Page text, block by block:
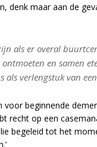
denk maar aan de
als er overal
en samen
als verlengstuk van
voor beginnende
recht op een
begeleid tot het